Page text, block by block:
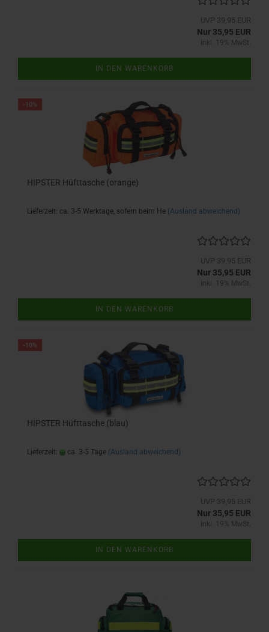
UVP 39,95 EUR
Nur 35,95 EUR
inkl. 19% MwSt.
IN DEN WARENKORB
-10%
HIPSTER Hüfttasche (orange)
Lieferzeit: ca. 3-5 Werktage, sofern beim He (Ausland abweichend)
UVP 39,95 EUR
Nur 35,95 EUR
inkl. 19% MwSt.
IN DEN WARENKORB
-10%
HIPSTER Hüfttasche (blau)
Lieferzeit: ca. 3-5 Tage (Ausland abweichend)
UVP 39,95 EUR
Nur 35,95 EUR
inkl. 19% MwSt.
IN DEN WARENKORB